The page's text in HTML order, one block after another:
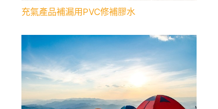
充氣產品補漏用PVC修補膠水